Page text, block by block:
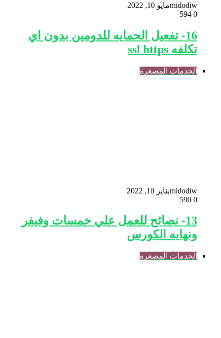
midodiwمايو 10, 2022
0
16- تفعيل الحمايه للدومين بدون اي
تكلفه ssl https
الخدمات المصغره
midodiwيناير 10, 2022
0
13- نصائح للعمل علي خمسات وفيفر
ونهايه الكورس
الخدمات المصغره